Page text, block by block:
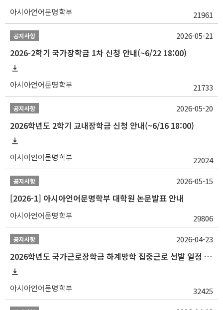
아시아언어문명학부 21961
공지사항
2026-2학기 국가장학금 1차 신청 안내(~6/22 18:00)
아시아언어문명학부 21733
2026-05-21
공지사항
2026학년도 2학기 교내장학금 신청 안내(~6/16 18:00)
아시아언어문명학부 22024
2026-05-20
공지사항
[2026-1] 아시아언어문명학부 대학원 논문발표 안내
아시아언어문명학부 29806
2026-05-15
공지사항
2026학년도 국가근로장학금 하계방학 집중근로 선발 일정 안내
아시아언어문명학부 32425
2026-04-23